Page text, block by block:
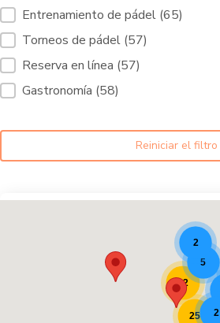
Entrenamiento de pádel (65)
Torneos de pádel (57)
Reserva en línea (57)
Gastronomía (58)
Reiniciar el filtro
22
25
5
2
2